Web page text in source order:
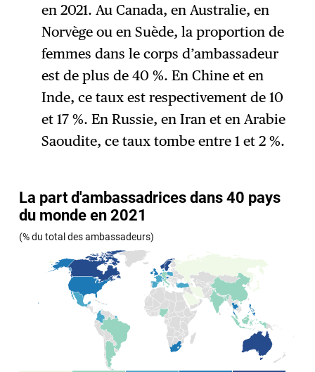
en 2021. Au Canada, en Australie, en
Norvège ou en Suède, la proportion de
femmes dans le corps d’ambassadeur
est de plus de 40 %. En Chine et en
Inde, ce taux est respectivement de 10
et 17 %. En Russie, en Iran et en Arabie
Saoudite, ce taux tombe entre 1 et 2 %.